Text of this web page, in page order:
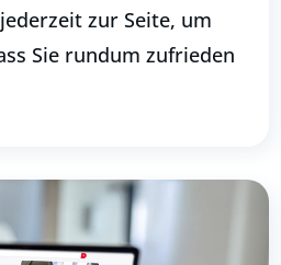
zur Seite, um
Sie rundum zufrieden